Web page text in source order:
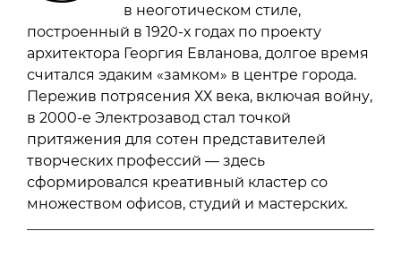
в неоготическом стиле,
построенный в 1920-х годах по проекту
архитектора Георгия Евланова, долгое время
считался эдаким «замком» в центре города.
Пережив потрясения ХХ века, включая войну,
в 2000-е Электрозавод стал точкой
притяжения для сотен представителей
творческих профессий — здесь
сформировался креативный кластер со
множеством офисов, студий и мастерских.